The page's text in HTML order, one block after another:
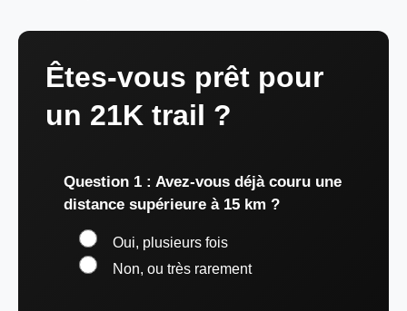
Êtes-vous prêt pour
un 21K trail ?
Question 1 : Avez-vous déjà couru une
distance supérieure à 15 km ?
Oui, plusieurs fois
Non, ou très rarement